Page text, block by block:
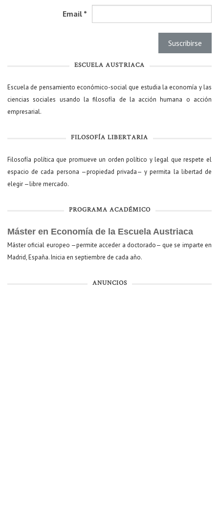
Email *
ESCUELA AUSTRIACA
Escuela de pensamiento económico-social que estudia la economía y las
ciencias sociales usando la filosofía de la acción humana o acción
empresarial.
FILOSOFÍA LIBERTARIA
Filosofía política que promueve un orden político y legal que respete el
espacio de cada persona —propiedad privada— y permita la libertad de
elegir —libre mercado.
PROGRAMA ACADÉMICO
Máster en Economía de la Escuela Austriaca
Máster oficial europeo —permite acceder a doctorado— que se imparte en
Madrid, España. Inicia en septiembre de cada año.
ANUNCIOS